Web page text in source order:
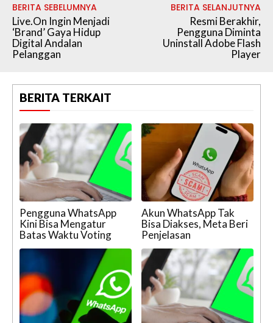
BERITA SEBELUMNYA
Live.On Ingin Menjadi
‘Brand’ Gaya Hidup
Digital Andalan
Pelanggan
BERITA SELANJUTNYA
Resmi Berakhir,
Pengguna Diminta
Uninstall Adobe Flash
Player
BERITA TERKAIT
Pengguna WhatsApp
Kini Bisa Mengatur
Batas Waktu Voting
Akun WhatsApp Tak
Bisa Diakses, Meta Beri
Penjelasan